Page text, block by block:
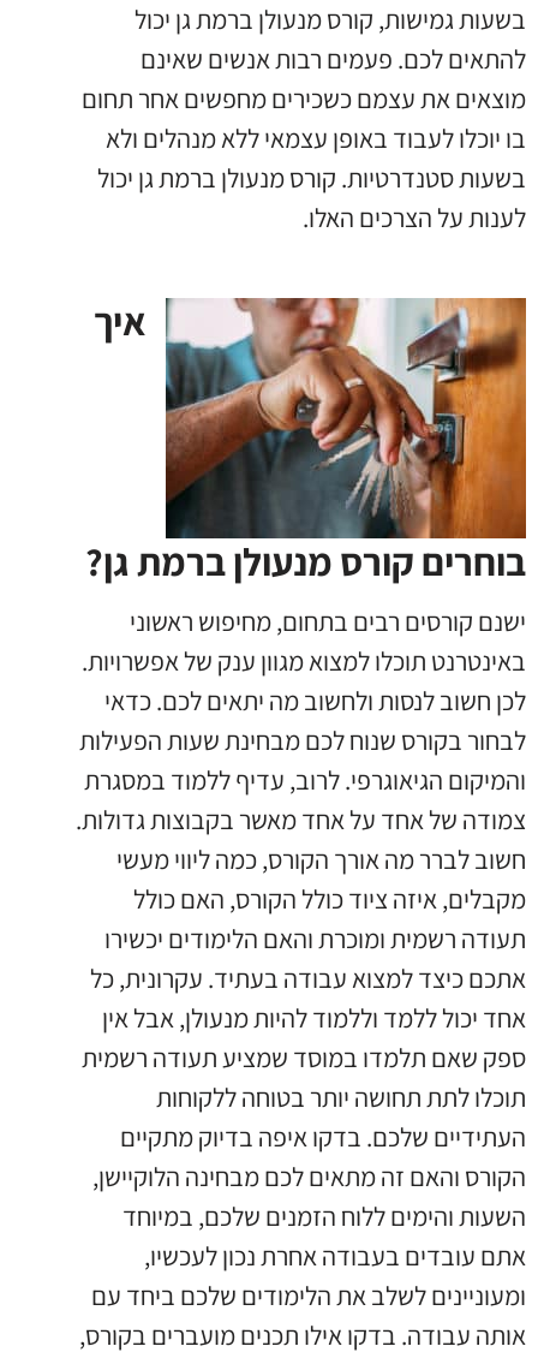
בשעות גמישות, קורס מנעולן ברמת גן יכול
להתאים לכם. פעמים רבות אנשים שאינם
מוצאים את עצמם כשכירים מחפשים אחר תחום
בו יוכלו לעבוד באופן עצמאי ללא מנהלים ולא
בשעות סטנדרטיות. קורס מנעולן ברמת גן יכול
לענות על הצרכים האלו.
איך
בוחרים קורס מנעולן ברמת גן?
ישנם קורסים רבים בתחום,מחיפוש ראשוני
באינטרנט תוכלו למצוא מגוון ענק של אפשרויות.
לכן חשוב לנסות ולחשוב מה יתאים לכם.כדאי
לבחור בקורס שנוח לכם מבחינת שעות הפעילות
והמיקום הגיאוגרפי.לרוב, עדיף ללמוד במסגרת
צמודה של אחד על אחד מאשר בקבוצות גדולות.
חשוב לברר מה אורך הקורס,כמה ליווי מעשי
מקבלים,איזה ציוד כולל הקורס, האם כולל
תעודה רשמית ומוכרת והאם הלימודים יכשירו
אתכם כיצד למצוא עבודה בעתיד. עקרונית,כל
אחד יכול ללמד וללמוד להיות מנעולן,אבל אין
ספק שאם תלמדו במוסד שמציע תעודה רשמית
תוכלו לתת תחושה יותר בטוחה ללקוחות
העתידיים שלכם. בדקו איפה בדיוק מתקיים
הקורס והאם זה מתאים לכם מבחינה הלוקיישן,
השעות והימים ללוח הזמנים שלכם, במיוחד
אתם עובדים בעבודה אחרת נכון לעכשיו,
ומעוניינים לשלב את הלימודים שלכם ביחד עם
אותה עבודה. בדקו אילו תכנים מועברים בקורס,